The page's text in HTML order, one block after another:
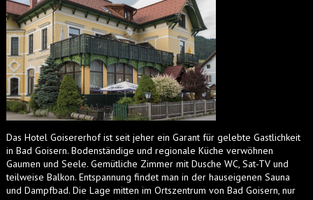
Das Hotel Goisererhof ist seit jeher ein Garant für gelebte Gastlichkeit
in Bad Goisern. Bodenständige und regionale Küche verwöhnen
Gaumen und Seele. Gemütliche Zimmer mit Dusche WC, Sat-TV und
teilweise Balkon. Entspannung findet man in der hauseigenen Sauna
und Dampfbad. Die Lage mitten im Ortszentrum von Bad Goisern, nur